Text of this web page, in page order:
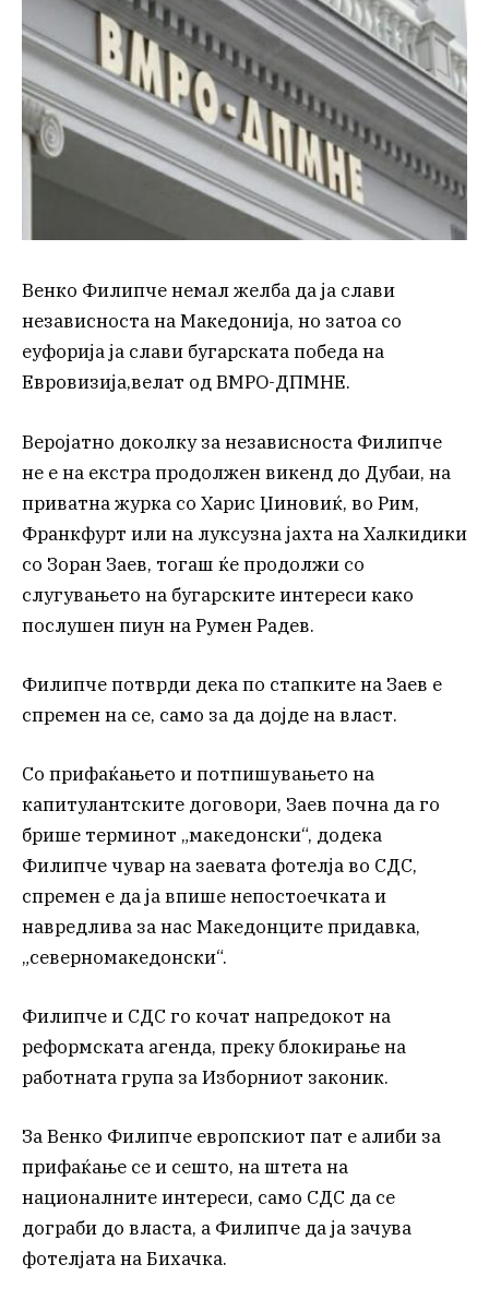
Венко Филипче немал желба да ја слави
независноста на Македонија, но затоа со
еуфорија ја слави бугарската победа на
Евровизија,велат од ВМРО-ДПМНЕ.
Веројатно доколку за независноста Филипче
не е на екстра продолжен викенд до Дубаи, на
приватна журка со Харис Џиновиќ, во Рим,
Франкфурт или на луксузна јахта на Халкидики
со Зоран Заев, тогаш ќе продолжи со
слугувањето на бугарските интереси како
послушен пиун на Румен Радев.
Филипче потврди дека по стапките на Заев е
спремен на се, само за да дојде на власт.
Со прифаќањето и потпишувањето на
капитулантските договори, Заев почна да го
брише терминот „македонски“, додека
Филипче чувар на заевата фотелја во СДС,
спремен е да ја впише непостоечката и
навредлива за нас Македонците придавка,
„северномакедонски“.
Филипче и СДС го кочат напредокот на
реформската агенда, преку блокирање на
работната група за Изборниот законик.
За Венко Филипче европскиот пат е алиби за
прифаќање се и сешто, на штета на
националните интереси, само СДС да се
дограби до власта, а Филипче да ја зачува
фотелјата на Бихачка.